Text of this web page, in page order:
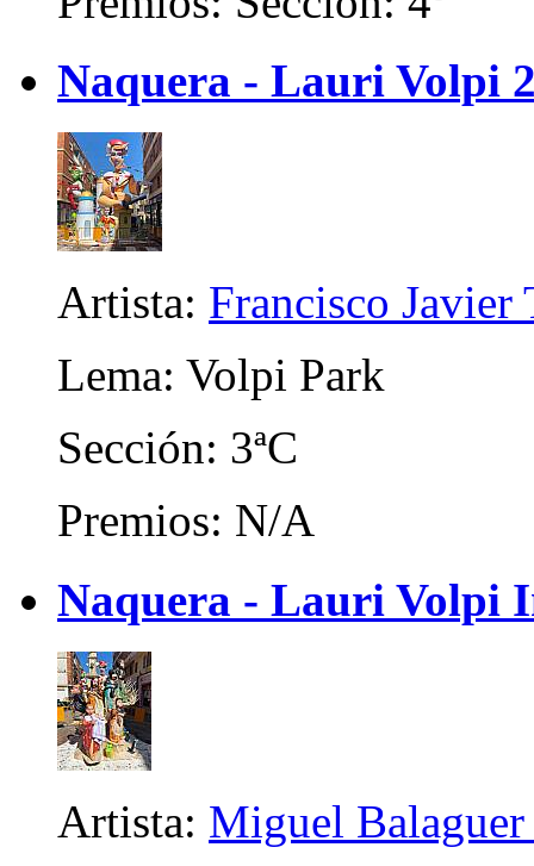
Naquera - Lauri Volpi
Artista: Francisco Javier
Lema: Volpi Park
Sección: 3ªC
Premios: N/A
Naquera - Lauri Volpi
Artista: Miguel